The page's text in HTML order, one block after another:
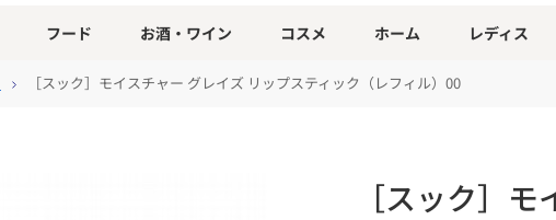
フード お酒・ワイン コスメ ホーム レディス
［スック］モイスチャー グレイズ リップスティック（レフィル）00
［スック］